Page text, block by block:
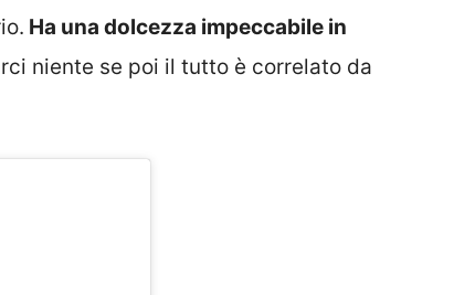
Ha una dolcezza impeccabile in
niente se poi il tutto è correlato da